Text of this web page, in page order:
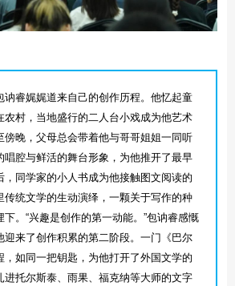
讷睿娓娓道来自己的创作历程。他忆起童
农村，当地盛行的二人台小戏成为他艺术
晚，父母总会带着他与哥哥姐姐一同听
唱腔与鲜活的舞台形象，为他推开了最早
，同学家的小人书成为他接触图文阅读的
传统文学的生动演绎，一颗关于写作的种
。“兴趣是创作的第一动能。”包讷睿感慨
迎来了创作积累的第二阶段。一门《巴尔
，如同一把钥匙，为他打开了外国文学的
进托尔斯泰、雨果、福克纳等大师的文字